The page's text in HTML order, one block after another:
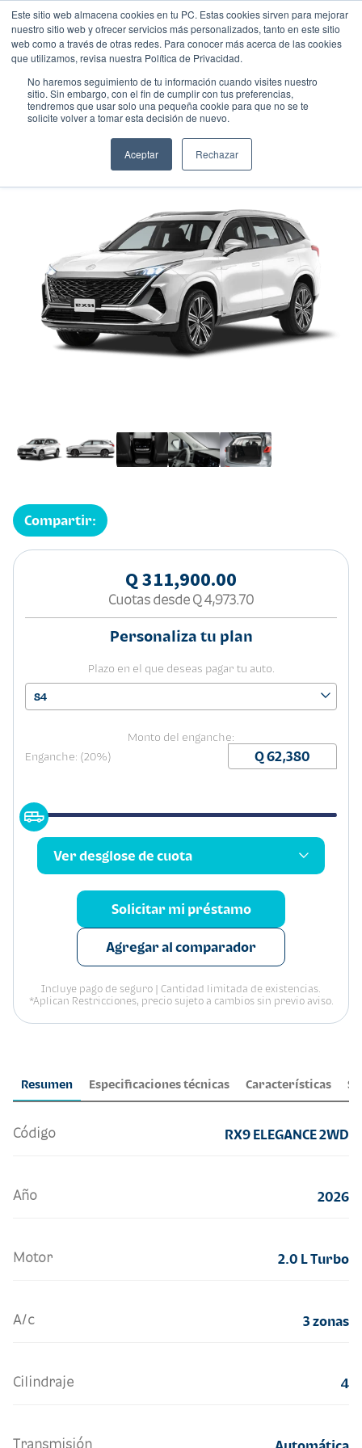
Este sitio web almacena cookies en tu PC. Estas cookies sirven para mejorar
nuestro sitio web y ofrecer servicios más personalizados, tanto en este sitio
web como a través de otras redes. Para conocer más acerca de las cookies
que utilizamos, revisa nuestra Política de Privacidad.
No haremos seguimiento de tu información cuando visites nuestro
sitio. Sin embargo, con el fin de cumplir con tus preferencias,
tendremos que usar solo una pequeña cookie para que no se te
solicite volver a tomar esta decisión de nuevo.
Aceptar Rechazar
MG RX9 ELEGANCE 2WD
Camioneta agrícola•2026 •GASOLINA
Resumen Especificaciones técnicas Características
Código RX9 ELEGANCE 2WD
Año 2026
Motor 2.0 L Turbo
A/c 3 zonas
Cilindraje 4
Transmisión
Compartir:
Q 311,900.00
Cuotas desde Q 4,973.70
Personaliza tu plan
Plazo en el que deseas pagar tu auto.
84
Monto del enganche:
Enganche: (20%)
Ver desglose de cuota
Solicitar mi préstamo
Agregar al comparador
Incluye pago de seguro | Cantidad limitada de existencias.
*Aplican Restricciones, precio sujeto a cambios sin previo aviso.